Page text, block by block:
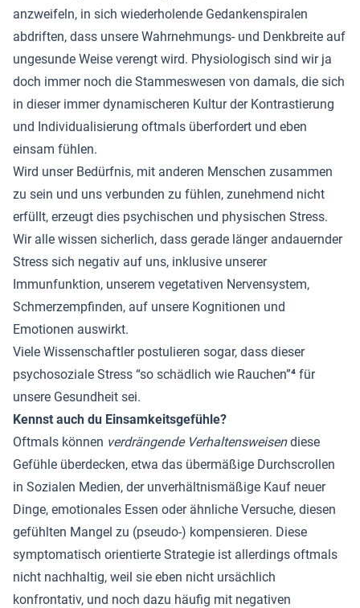
anzweifeln, in sich wiederholende Gedankenspiralen
abdriften, dass unsere Wahrnehmungs- und Denkbreite auf
ungesunde Weise verengt wird. Physiologisch sind wir ja
doch immer noch die Stammeswesen von damals, die sich
in dieser immer dynamischeren Kultur der Kontrastierung
und Individualisierung oftmals überfordert und eben
einsam fühlen.
Wird unser Bedürfnis, mit anderen Menschen zusammen
zu sein und uns verbunden zu fühlen, zunehmend nicht
erfüllt, erzeugt dies psychischen und physischen Stress.
Wir alle wissen sicherlich, dass gerade länger andauernder
Stress sich negativ auf uns, inklusive unserer
Immunfunktion, unserem vegetativen Nervensystem,
Schmerzempfinden, auf unsere Kognitionen und
Emotionen auswirkt.
Viele Wissenschaftler postulieren sogar, dass dieser
psychosoziale Stress “so schädlich wie Rauchen”⁴ für
unsere Gesundheit sei.
Kennst auch du Einsamkeitsgefühle?
Oftmals können verdrängende Verhaltensweisendiese
Gefühle überdecken, etwa das übermäßige Durchscrollen
in Sozialen Medien, der unverhältnismäßige Kauf neuer
Dinge, emotionales Essen oder ähnliche Versuche, diesen
gefühlten Mangel zu (pseudo-) kompensieren. Diese
symptomatisch orientierte Strategie ist allerdings oftmals
nicht nachhaltig, weil sie eben nicht ursächlich
konfrontativ, und noch dazu häufig mit negativen